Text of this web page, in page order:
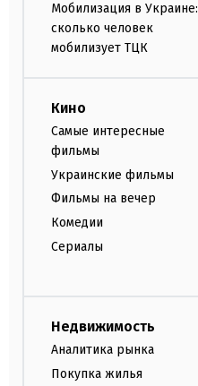
Мобилизация в Украине:
сколько человек
мобилизует ТЦК
Кино
Самые интересные
фильмы
Украинские фильмы
Фильмы на вечер
Комедии
Сериалы
Недвижимость
Аналитика рынка
Покупка жилья